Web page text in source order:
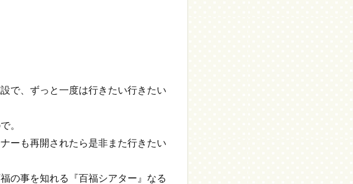
で、ずっと一度は行きたい行きたい
。
ーも再開されたら是非また行きたい
の事を知れる『百福シアター』なる